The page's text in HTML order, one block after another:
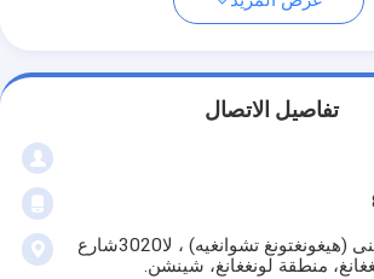
تفاصيل الاتصال
الطابق السادس، مبنى (هيغونغتونغ تشوانغيه) ، لا3020شارع
منطقة لونغغانغ، شينشن.